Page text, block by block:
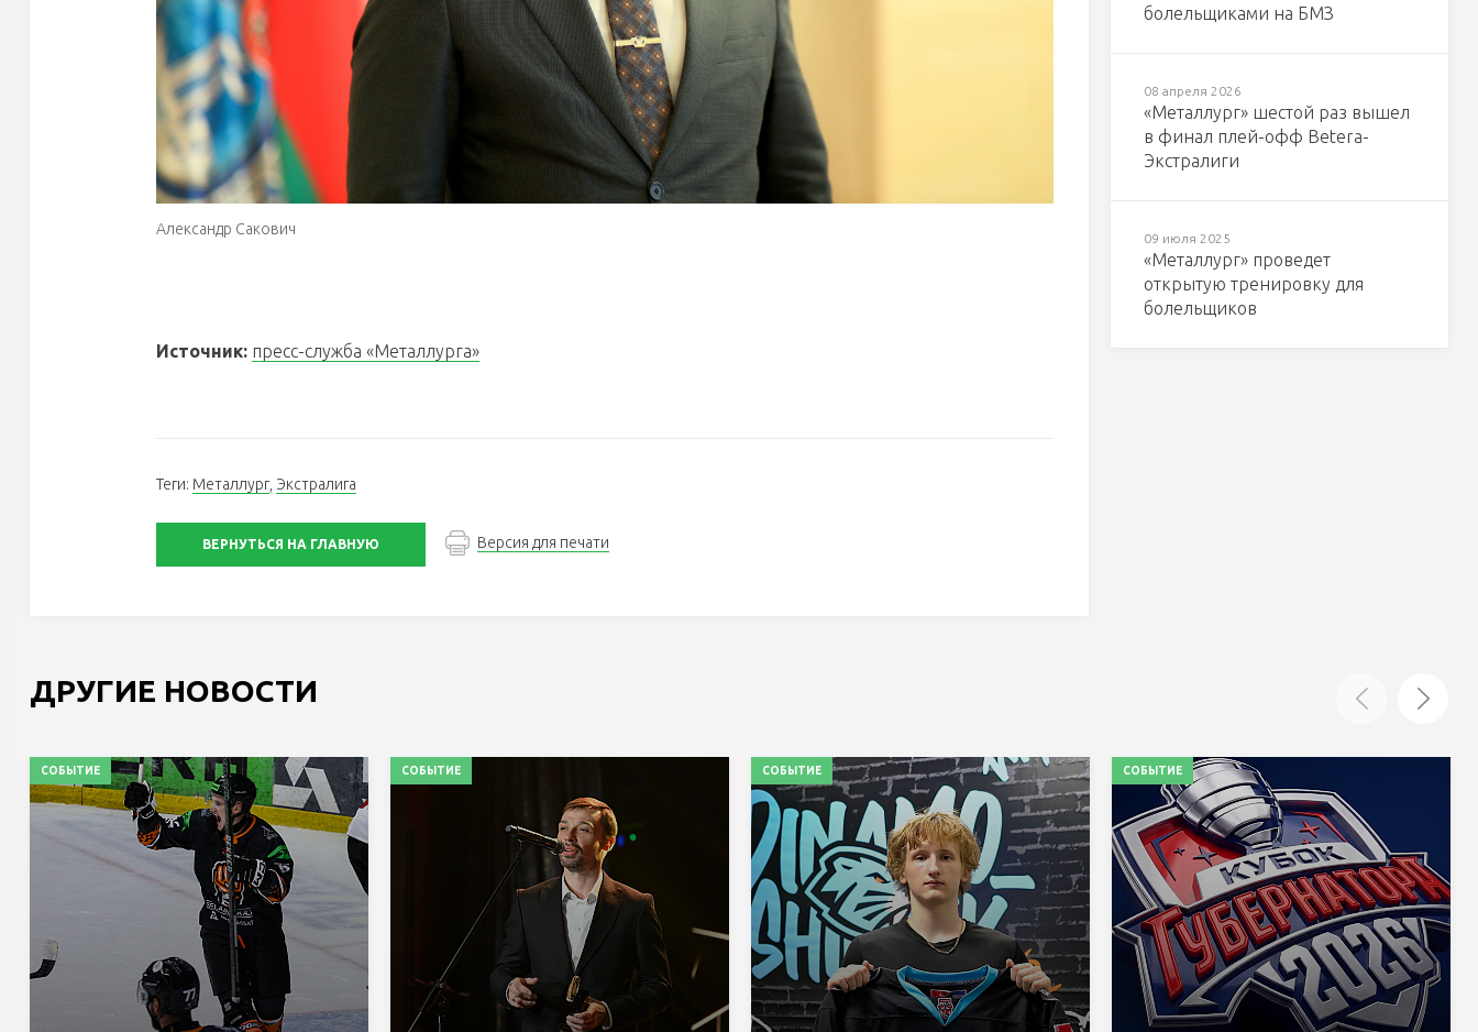
Александр Сакович
Источник: пресс-служба «Металлурга»
Теги: Металлург, Экстралига
ВЕРНУТЬСЯ НА ГЛАВНУЮ Версия для печати
болельщиками на БМЗ
08 апреля 2026
«Металлург» шестой раз вышел
в финал плей-офф Betera-
Экстралиги
09 июля 2025
«Металлург» проведет
открытую тренировку для
болельщиков
ДРУГИЕ НОВОСТИ
СОБЫТИЕ СОБЫТИЕ СОБЫТИЕ СОБЫТИЕ